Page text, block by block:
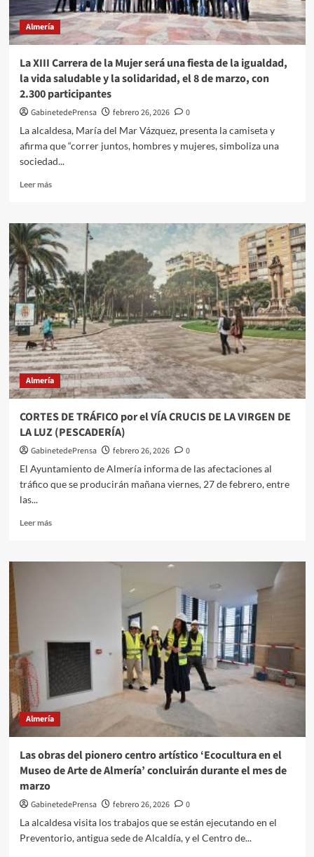
quinta
edición
Almería
La XIII Carrera de la Mujer será una fiesta de la igualdad,
la vida saludable y la solidaridad, el 8 de marzo, con
2.300 participantes
GabinetedePrensa febrero 26, 2026
0
La alcaldesa, María del Mar Vázquez, presenta la camiseta y
afirma que “correr juntos, hombres y mujeres, simboliza una
sociedad...
Leer másLeer
La
XIII
Carrera
de
la
Mujer
será
una
fiesta
de
la
igualdad,
la
vida
y
la
solidaridad,
8
de
2.300
Almería
CORTES DE TRÁFICO por el VÍA CRUCIS DE LA VIRGEN DE
LA LUZ (PESCADERÍA)
GabinetedePrensa febrero 26, 2026
0
El Ayuntamiento de Almería informa de las afectaciones al
tráfico que se producirán mañana viernes, 27 de febrero, entre
las...
Leer másLeer
CORTES
CRUCIS
LA
DE
LA
LUZ
(PESCADERÍA)
Almería
Las obras del pionero centro artístico ‘Ecocultura en el
Museo de Arte de Almería’ concluirán durante el mes de
marzo
GabinetedePrensa febrero 26, 2026
0
La alcaldesa visita los trabajos que se están ejecutando en el
Preventorio, antigua sede de Alcaldía, y el Centro de...